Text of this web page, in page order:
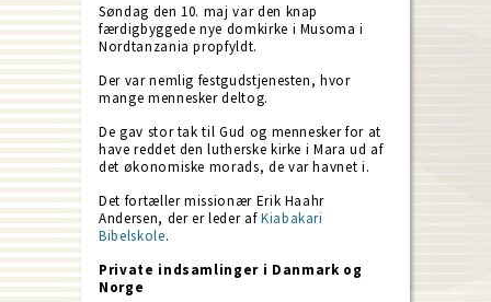
Søndag den 10. maj var den knap
færdigbyggede nye domkirke i Musoma i
Nordtanzania propfyldt.
Der var nemlig festgudstjenesten, hvor
mange mennesker deltog.
De gav stor tak til Gud og mennesker for at
have reddet den lutherske kirke i Mara ud af
det økonomiske morads, de var havnet i.
Det fortæller missionær Erik Haahr
Andersen, der er leder afKiabakari
Bibelskole.
Private indsamlinger i Danmark og
Norge